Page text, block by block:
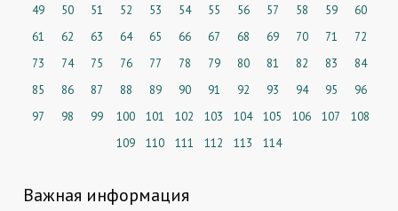
49
50 51 52 53 54 55 56 57 58 59
60
61
62 63 64 65 66 67 68 69 70 71
72
73
74 75 76 77 78 79 80 81 82 83
84
85
86 87 88 89 90 91 92 93 94 95
96
97
98 99 100 101 102 103 104 105 106 107
108
109
110 111 112 113 114
Важная информация